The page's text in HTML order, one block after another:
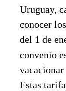
Uruguay,
conocer
del 1 de
convenio
Estas